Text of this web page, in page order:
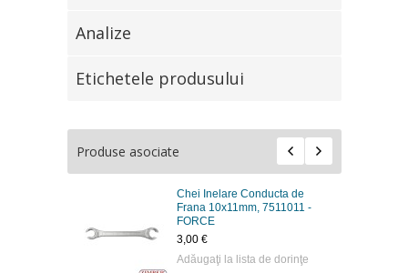
Analize
Etichetele produsului
Produse asociate
Chei Inelare Conducta de
Frana 10х11mm, 7511011 -
FORCE
3,00 €
Adăugaţi la lista de dorinţe